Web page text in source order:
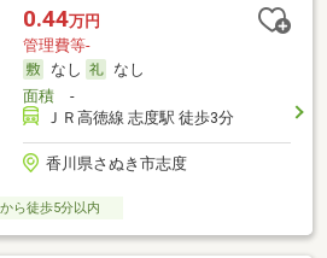
0.44万円
管理費等-
なし
なし
面積-
ＪＲ高徳線 志度駅 徒歩3分
香川県さぬき市志度
ら徒歩5分以内